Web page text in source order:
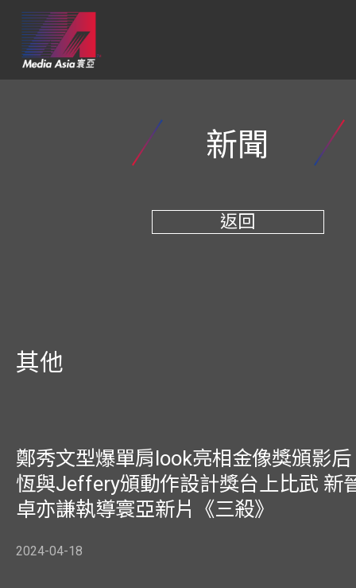
新聞
返回
其他
鄭秀文型爆單肩look亮相金像獎頒影后
恆與Jeffery頒動作設計獎台上比武 新
卓亦謙執導寰亞新片《三殺》
2024-04-18